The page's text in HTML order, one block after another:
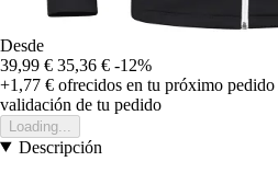
Desde
39,99 € 35,36 € -12%
+1,77 € ofrecidos en tu próximo pedido
validación de tu pedido
Loading...
Descripción